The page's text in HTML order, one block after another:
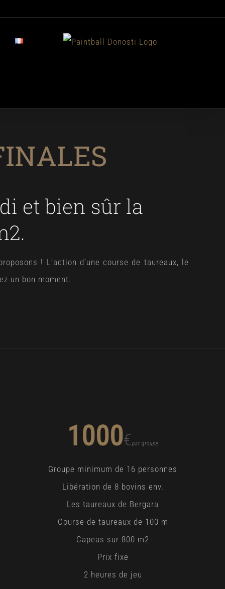
et bien sûr la
! L’action d’une course de taureaux, le
un bon moment.
1000€ par groupe
Groupe minimum de 16 personnes
Libération de 8 bovins env.
Les taureaux de Bergara
Course de taureaux de 100 m
Capeas sur 800 m2
Prix ​​fixe
2 heures de jeu